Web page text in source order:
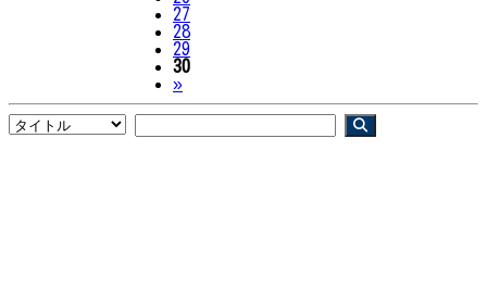
27
28
29
30
»Next